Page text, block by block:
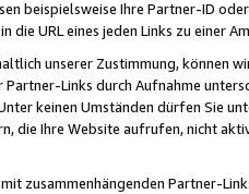
beispielsweise Ihre Partner-ID
die URL eines jeden Links zu einer
unserer Zustimmung, können
Partner-Links durch Aufnahme
keinen Umständen dürfen Sie
die Ihre Website aufrufen, nicht
zusammenhängenden Partner-